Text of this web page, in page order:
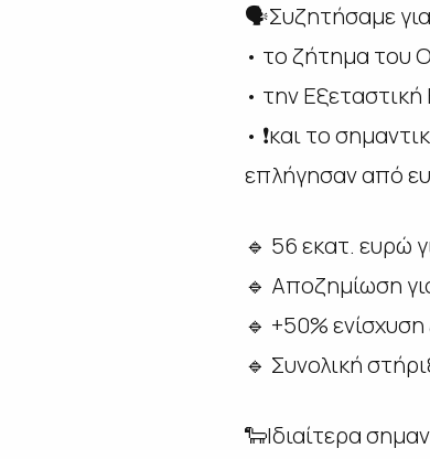
🗣️Συζητήσαμε
• το ζήτημα του
• την
• ❗️και το
επλήγησαν από
🔹 56 εκατ. ευρώ
🔹 Αποζημίωση
🔹 +50%
🔹 Συνολική
🐑Ιδιαίτερα